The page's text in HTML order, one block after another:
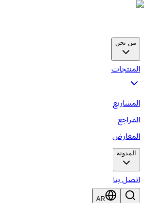
من نحن
المنتجات
المشاريع
المراجع
المعارض
المدونة
اتصل بنا
AR